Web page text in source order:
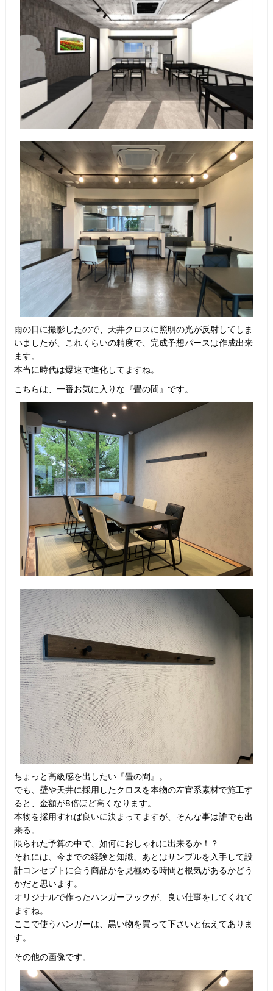
雨の日に撮影したので、天井クロスに照明の光が反射してしま
いましたが、これくらいの精度で、完成予想パースは作成出来
ます。
本当に時代は爆速で進化してますね。
こちらは、一番お気に入りな『畳の間』です。
ちょっと高級感を出したい『畳の間』。
でも、壁や天井に採用したクロスを本物の左官系素材で施工す
ると、金額が8倍ほど高くなります。
本物を採用すれば良いに決まってますが、そんな事は誰でも出
来る。
限られた予算の中で、如何におしゃれに出来るか！？
それには、今までの経験と知識、あとはサンプルを入手して設
計コンセプトに合う商品かを見極める時間と根気があるかどう
かだと思います。
オリジナルで作ったハンガーフックが、良い仕事をしてくれて
ますね。
ここで使うハンガーは、黒い物を買って下さいと伝えてありま
す。
その他の画像です。